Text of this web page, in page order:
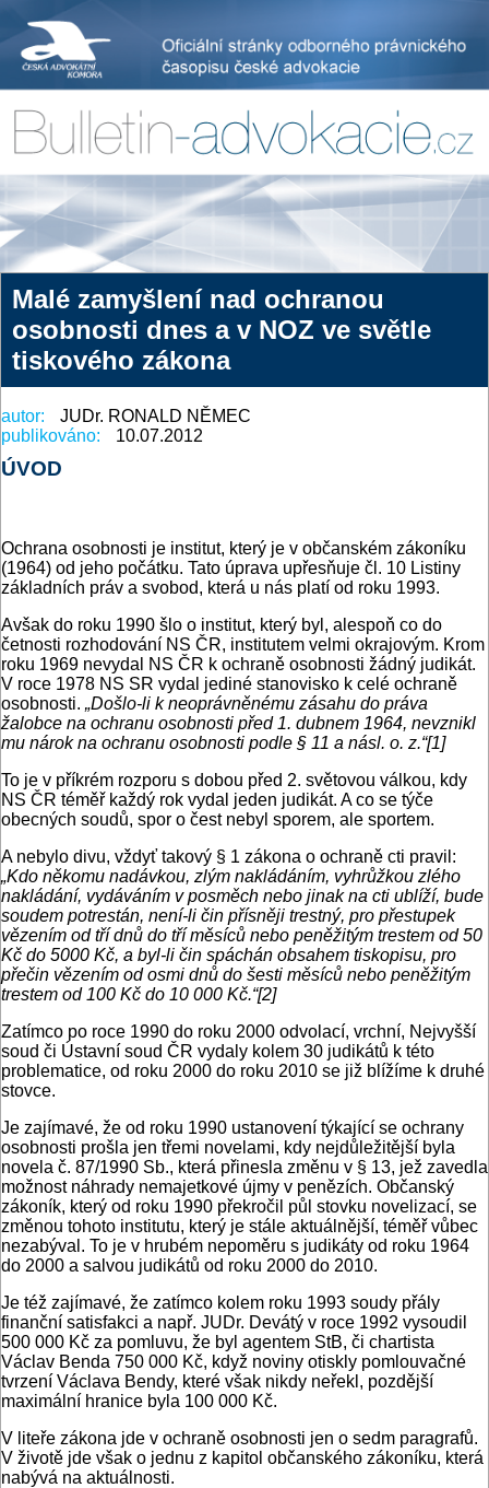
Malé zamyšlení nad ochranou
osobnosti dnes a v NOZ ve světle
tiskového zákona
autor:
JUDr. RONALD NĚMEC
publikováno:
10.07.2012
ÚVOD
Ochrana osobnosti je institut, který je v občanském zákoníku
(1964) od jeho počátku. Tato úprava upřesňuje čl. 10 Listiny
základních práv a svobod, která u nás platí od roku 1993.
Avšak do roku 1990 šlo o institut, který byl, alespoň co do
četnosti rozhodování NS ČR, institutem velmi okrajovým. Krom
roku 1969 nevydal NS ČR k ochraně osobnosti žádný judikát.
V roce 1978 NS SR vydal jediné stanovisko k celé ochraně
osobnosti. „Došlo-li k neoprávněnému zásahu do práva
žalobce na ochranu osobnosti před 1. dubnem 1964, nevznikl
mu nárok na ochranu osobnosti podle § 11 a násl. o. z.“[1]
To je v příkrém rozporu s dobou před 2. světovou válkou, kdy
NS ČR téměř každý rok vydal jeden judikát. A co se týče
obecných soudů, spor o čest nebyl sporem, ale sportem.
A nebylo divu, vždyť takový § 1 zákona o ochraně cti pravil:
„Kdo někomu nadávkou, zlým nakládáním, vyhrůžkou zlého
nakládání, vydáváním v posměch nebo jinak na cti ublíží, bude
soudem potrestán, není-li čin přísněji trestný, pro přestupek
vězením od tří dnů do tří měsíců nebo peněžitým trestem od 50
Kč do 5000 Kč, a byl-li čin spáchán obsahem tiskopisu, pro
přečin vězením od osmi dnů do šesti měsíců nebo peněžitým
trestem od 100 Kč do 10 000 Kč.“[2]
Zatímco po roce 1990 do roku 2000 odvolací, vrchní, Nejvyšší
soud či Ústavní soud ČR vydaly kolem 30 judikátů k této
problematice, od roku 2000 do roku 2010 se již blížíme k druhé
stovce.
Je zajímavé, že od roku 1990 ustanovení týkající se ochrany
osobnosti prošla jen třemi novelami, kdy nejdůležitější byla
novela č. 87/1990 Sb., která přinesla změnu v § 13, jež zavedla
možnost náhrady nemajetkové újmy v penězích. Občanský
zákoník, který od roku 1990 překročil půl stovku novelizací, se
změnou tohoto institutu, který je stále aktuálnější, téměř vůbec
nezabýval. To je v hrubém nepoměru s judikáty od roku 1964
do 2000 a salvou judikátů od roku 2000 do 2010.
Je též zajímavé, že zatímco kolem roku 1993 soudy přály
finanční satisfakci a např. JUDr. Devátý v roce 1992 vysoudil
500 000 Kč za pomluvu, že byl agentem StB, či chartista
Václav Benda 750 000 Kč, když noviny otiskly pomlouvačné
tvrzení Václava Bendy, které však nikdy neřekl, pozdější
maximální hranice byla 100 000 Kč.
V liteře zákona jde v ochraně osobnosti jen o sedm paragrafů.
V životě jde však o jednu z kapitol občanského zákoníku, která
nabývá na aktuálnosti.